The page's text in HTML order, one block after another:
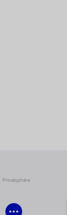
•••
Privatsphäre